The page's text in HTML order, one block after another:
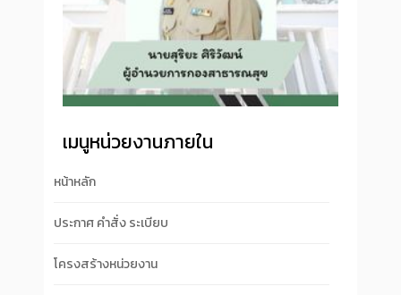
เมนูหน่วยงานภายใน
หน้าหลัก
ประกาศ คำสั่ง ระเบียบ
โครงสร้างหน่วยงาน